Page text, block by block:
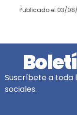
Publicado el 03/
Suscríbete a toda
sociales.